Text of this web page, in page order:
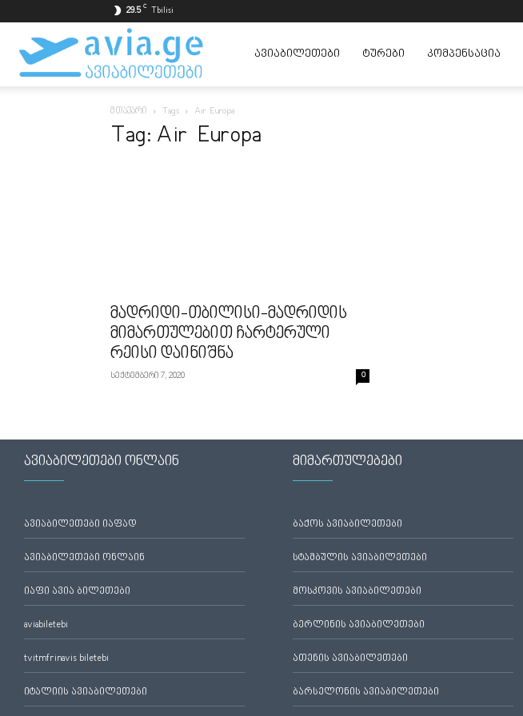
29.5 C Tbilisi
ავიაბილეთები
ყველაზე
ᲐᲕᲘᲐᲑᲘᲚᲔᲗᲔᲑᲘ ᲢᲣᲠᲔᲑᲘ ᲙᲝᲛᲞᲔᲜᲡᲐᲪᲘᲐ
მთავარი Tags Air Europa
Tag: Air Europa
მადრიდი-თბილისი-მადრიდის
მიმართულებით ჩარტერული
რეისი დაინიშნა
სექტემბერი 7, 2020 0
ავიაბილეთები ონლაინ
ავიაბილეთები იაფად
ავიაბილეთები ონლაინ
იაფი ავია ბილეთები
aviabiletebi
tvitmfrinavis biletebi
იტალიის ავიაბილეთები
მიმართულებები
ბაქოს ავიაბილეთები
სტამბულის ავიაბილეთები
მოსკოვის ავიაბილეთები
ბერლინის ავიაბილეთები
ათენის ავიაბილეთები
ბარსელონის ავიაბილეთები